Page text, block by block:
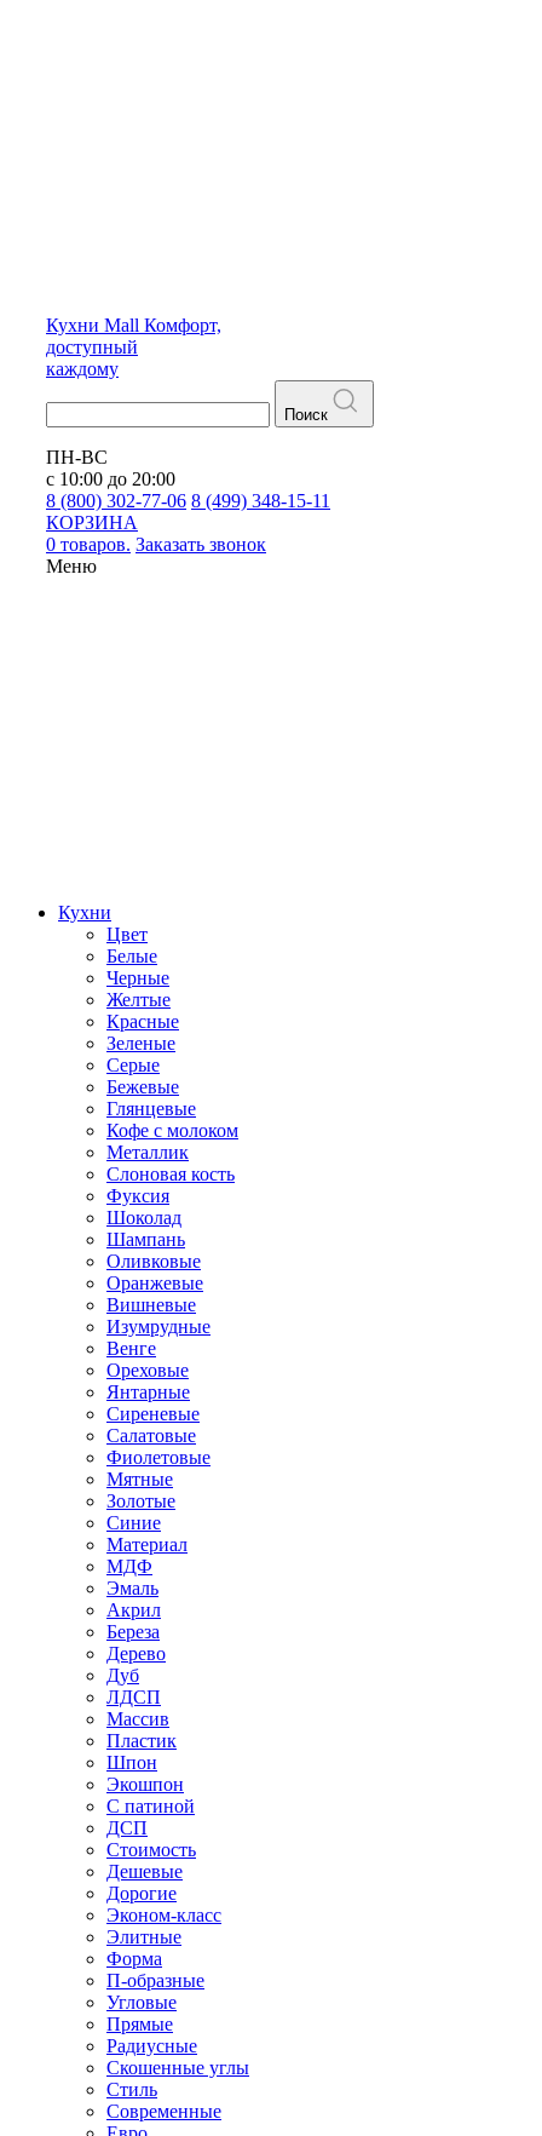
Кухни Mall Комфорт,
доступный
каждому
Поиск
ПН-ВС
с 10:00 до 20:00
8 (800) 302-77-06 8 (499) 348-15-11
КОРЗИНА
0 товаров. Заказать звонок
Меню
Кухни
Цвет
Белые
Черные
Желтые
Красные
Зеленые
Серые
Бежевые
Глянцевые
Кофе с молоком
Металлик
Слоновая кость
Фуксия
Шоколад
Шампань
Оливковые
Оранжевые
Вишневые
Изумрудные
Венге
Ореховые
Янтарные
Сиреневые
Салатовые
Фиолетовые
Мятные
Золотые
Синие
Материал
МДФ
Эмаль
Акрил
Береза
Дерево
Дуб
ЛДСП
Массив
Пластик
Шпон
Экошпон
С патиной
ДСП
Стоимость
Дешевые
Дорогие
Эконом-класс
Элитные
Форма
П-образные
Угловые
Прямые
Радиусные
Скошенные углы
Стиль
Современные